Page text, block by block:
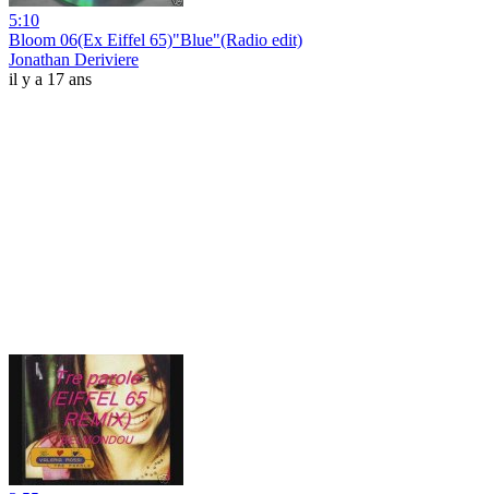
5:10
Bloom 06(Ex Eiffel 65)"Blue"(Radio edit)
Jonathan Deriviere
il y a 17 ans